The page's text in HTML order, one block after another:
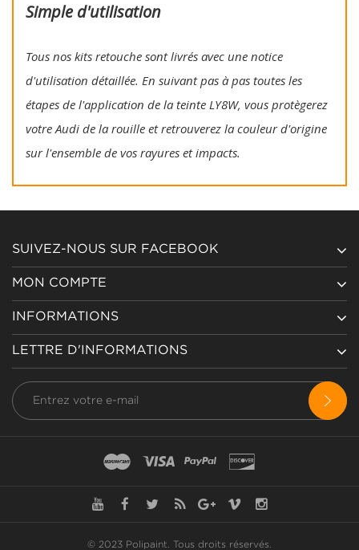
Simple d'utilisation
Tous nos kits retouche sont livrés avec une notice
d'utilisation détaillée. En suivant pas à pas toutes les
étapes de l'application de la teinte LY8W, vous protègerez
votre Audi de la rouille et retrouverez la couleur d'origine
sur l'ensemble de vos rayures et impacts.
SUIVEZ-NOUS SUR FACEBOOK
MON COMPTE
INFORMATIONS
LETTRE D'INFORMATIONS
© 2023 Polipaint. Tous droits réservés.